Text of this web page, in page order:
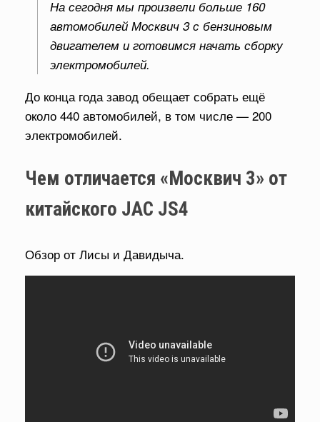
На сегодня мы произвели больше 160
автомобилей Москвич 3 с бензиновым
двигателем и готовимся начать сборку
электромобилей.
До конца года завод обещает собрать ещё
около 440 автомобилей, в том числе — 200
электромобилей.
Чем отличается «Москвич 3» от
китайского JAC JS4
Обзор от Лисы и Давидыча.